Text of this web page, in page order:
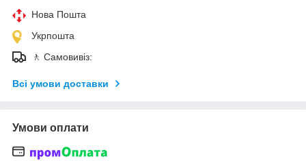
Нова Пошта
Укрпошта
🚶 Самовивіз:
Всі умови доставки
Умови оплати